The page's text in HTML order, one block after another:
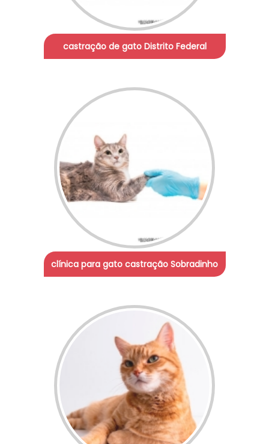
castração de gato Distrito Federal
clínica para gato castração Sobradinho